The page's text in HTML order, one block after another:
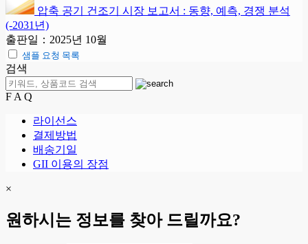
압축 공기 건조기 시장 보고서 : 동향, 예측, 경쟁 분석
(-2031년)
출판일：2025년 10월
샘플 요청 목록
검색
F A Q
라이선스
결제방법
배송기일
GII 이용의 장점
×
원하시는 정보를 찾아 드릴까요?